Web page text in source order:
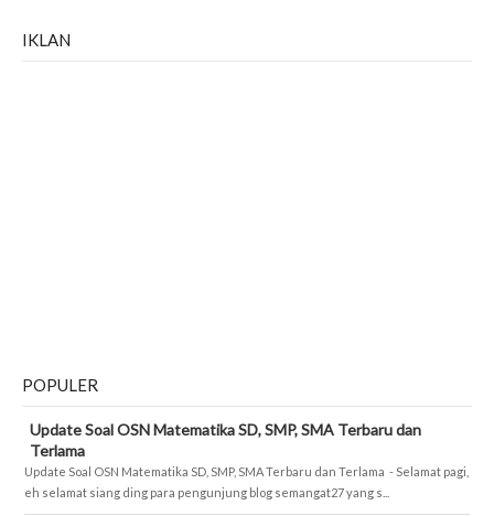
IKLAN
POPULER
Update Soal OSN Matematika SD, SMP, SMA Terbaru dan
Terlama
Update Soal OSN Matematika SD, SMP, SMA Terbaru dan Terlama - Selamat pagi,
eh selamat siang ding para pengunjung blog semangat27 yang s...